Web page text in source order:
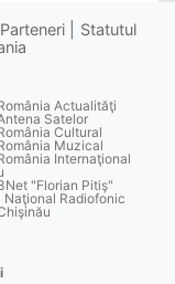
Parteneri
Statutul
Actualităţi
Satelor
Cultural
Muzical
Internaţional
"Florian Pitiş"
Naţional Radiofonic